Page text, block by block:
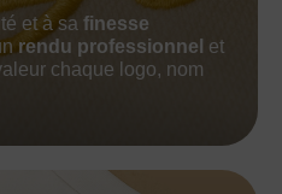
et à sa finesse
rendu professionnel et
chaque logo, nom